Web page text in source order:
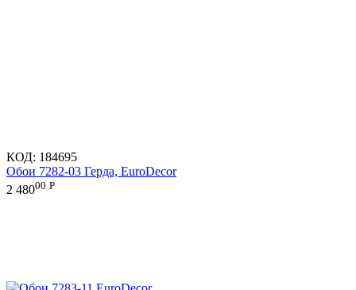
КОД: 184695
Обои 7282-03 Герда, EuroDecor
2 48000 Р